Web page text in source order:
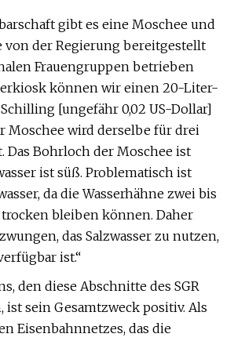
gibt es eine Moschee und
von der Regierung bereitgestellt
Frauengruppen betrieben
können wir einen 20-Liter-
[ungefähr 0,02 US-Dollar]
Moschee wird derselbe für drei
Das Bohrloch der Moschee ist
ist süß. Problematisch ist
da die Wasserhähne zwei bis
bleiben können. Daher
das Salzwasser zu nutzen,
ist.“
den diese Abschnitte des SGR
ist sein Gesamtzweck positiv. Als
Eisenbahnnetzes, das die